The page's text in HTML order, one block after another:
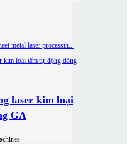
laser kim loại
GA